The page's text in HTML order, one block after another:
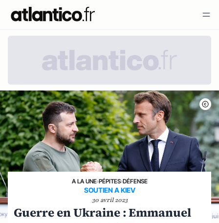
A LA UNE›PÉPITES›DÉFENSE
SOUTIEN A KIEV
30 avril 2023
Guerre en Ukraine : Emmanuel